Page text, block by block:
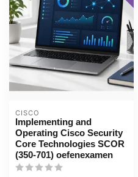
CISCO
Implementing and
Operating Cisco Security
Core Technologies SCOR
(350-701) oefenexamen